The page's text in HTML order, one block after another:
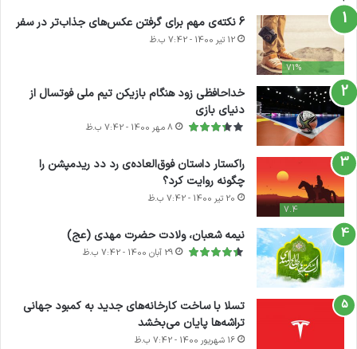
71%
6 نکته‌ی مهم برای گرفتن عکس‌های جذاب‌تر در سفر
12 تیر 1400 - 7:42 ب.ظ
خداحافظی زود هنگام بازیکن تیم ملی فوتسال از
دنیای بازی
8 مهر 1400 - 7:42 ب.ظ
7.4
راکستار داستان فوق‌العاده‌ی رد دد ریدمپشن را
چگونه روایت کرد؟
20 تیر 1400 - 7:42 ب.ظ
نیمه شعبان، ولادت حضرت مهدی (عج)
29 آبان 1400 - 7:42 ب.ظ
تسلا با ساخت کارخانه‌های جدید به کمبود جهانی
تراشه‌ها پایان می‌بخشد
16 شهریور 1400 - 7:42 ب.ظ